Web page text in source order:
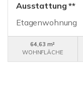
Ausstattung **
Etagenwohnung
64,63 m²
WOHNFLÄCHE